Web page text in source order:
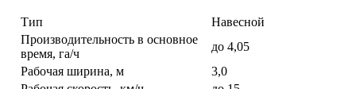
Тип
Навесной
Производительность в основное
время, га/ч
до 4,05
Рабочая ширина, м
3,0